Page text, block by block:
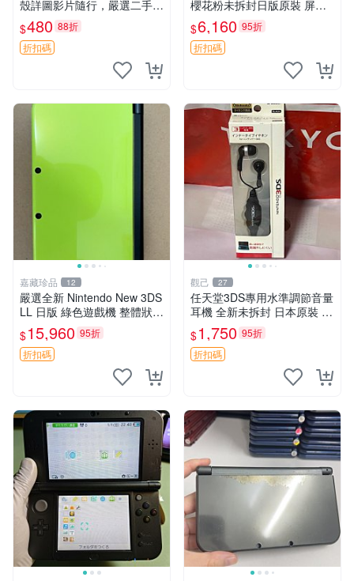
殼詳圖影片隨行，嚴選二手適
合收藏 3DS LL XL 拆機 外殼
數字機
$480 88折
折扣碼
櫻花粉未拆封日版原裝 屏清
全新 全套附贈充電線及觸控
筆 2DS 游戲機 日本原裝 二
手機 清新粉色 裸機無卡
$6,160 95折
折扣碼
嘉藏珍品 12
嚴選全新 Nintendo New 3DS
LL 日版 綠色遊戲機 整體狀態
佳 按鈕順暢 附原裝64G存儲
卡 配備保護膜 屏幕清晰 輕便
易攜帶 新3d
$15,960 95折
折扣碼
觀己 27
任天堂3DS專用水準調節音量
耳機 全新未拆封 日本原裝 3.
5mm耳機接口 支持多款掌機
設備 只要帶線控耳機接口即
可 圖實物一致 3ds 耳機 掌機
$1,750 95折
折扣碼